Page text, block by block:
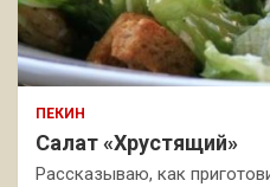
ПЕКИН
Салат «Хрустящий»
Рассказываю, как